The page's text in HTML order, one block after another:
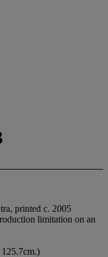
printed c. 2005
limitation on an